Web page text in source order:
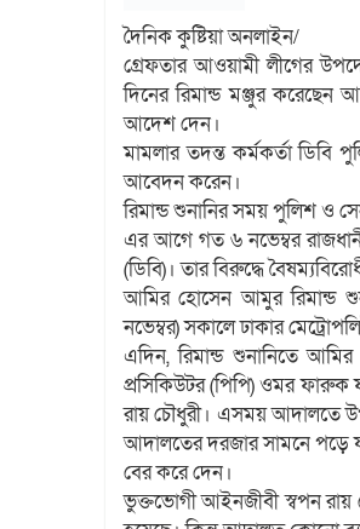
দৈনিক কুষ্টিয়া অনলাইন/
গ্রেফতার আওয়ামী লীগের
দিনের রিমান্ড মঞ্জুর করেছেন
আদেশ দেন।
মামলার তদন্ত কর্মকর্তা ডিবি
আবেদন করেন।
রিমান্ড শুনানির সময় পুলিশ ও
এর আগে গত ৬ নভেম্বর
(ডিবি)। তার বিরুদ্ধে
আমির হোসেন আমুর রিমান্ড
নভেম্বর) সকালে ঢাকার
এদিন, রিমান্ড শুনানিতে
প্রসিকিউটর (পিপি) ওমর
রায় চৌধুরী। এসময় আদালতে
আদালতের দরজার সামনে পড়ে
বের করে দেন।
ভুক্তভোগী আইনজীবী স্বপন রায়